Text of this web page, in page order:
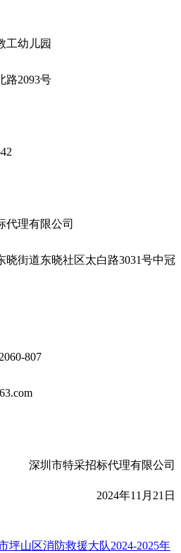
工幼儿园
路2093号
代理有限公司
晓街道东晓社区太白路3031号中冠
807
深圳市特采招标代理有限公司
2024年11 月 21 日
坪山区消防救援大队2024-2025年